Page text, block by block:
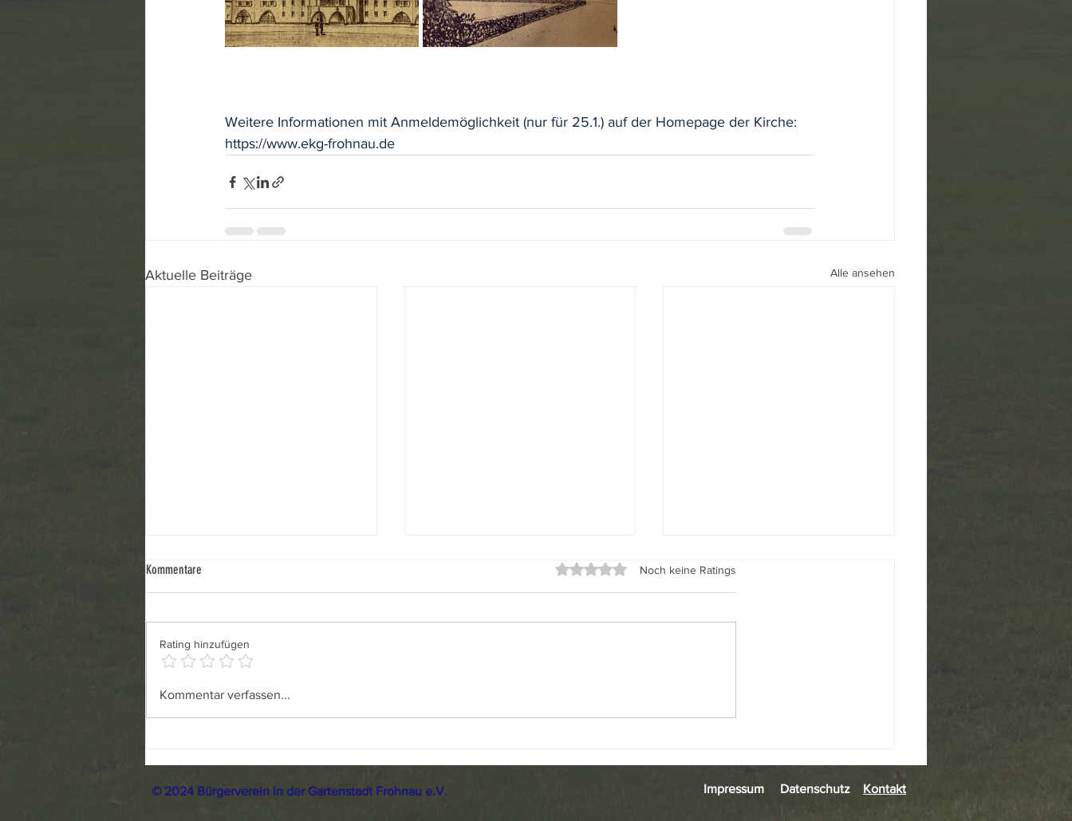
Weitere Informationen mit Anmeldemöglichkeit (nur für 25.1.) auf der Homepage der Kirche:
https://www.ekg-frohnau.de
Aktuelle Beiträge Alle ansehen
Zukunft des Waldhotels
Zusammenfassung Die geplante
Einrichtung für wohnungslose
Menschen, insbesondere für
Familien sowie Personen mit
Mitteilung des Bürgervereins
Wahlprüfsteine
zur Wahl des Berliner
Kommentare Mit 0 von 5 Sternen bewertet.
Noch keine Ratings
Rating hinzufügen
Kommentar verfassen...
© 2024 Bürgerverein in der Gartenstadt Frohnau e.V. Impressum Datenschutz Kontakt